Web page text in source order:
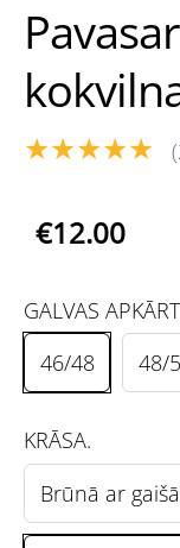
★★★★★
€12.00
GALVAS
46/48
48/
KRĀSA.
Brūnā ar